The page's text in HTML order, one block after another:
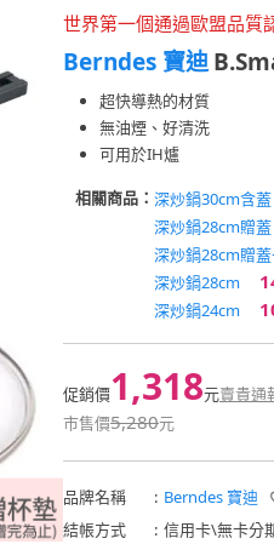
世界第一個通過歐盟品質
Berndes 寶迪
超快導熱的材質
無油煙、好清洗
可用於IH爐
相關商品： 深炒鍋30cm含蓋
深炒鍋28cm贈蓋
深炒鍋28cm贈
深炒鍋28cm
深炒鍋24cm
促銷價1,318元賣貴通
市售價5,280元
品牌名稱 : Berndes 寶迪
結帳方式
: 信用卡\無卡分